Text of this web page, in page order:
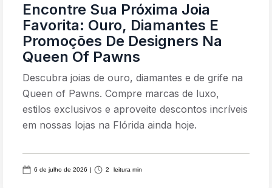
Encontre Sua Próxima Joia
Favorita: Ouro, Diamantes E
Promoções De Designers Na
Queen Of Pawns
Descubra joias de ouro, diamantes e de grife na
Queen of Pawns. Compre marcas de luxo,
estilos exclusivos e aproveite descontos incríveis
em nossas lojas na Flórida ainda hoje.
6 de julho de 2026 | 2 leitura min